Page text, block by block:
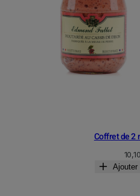
Coffret de 2
10,10
Ajouter